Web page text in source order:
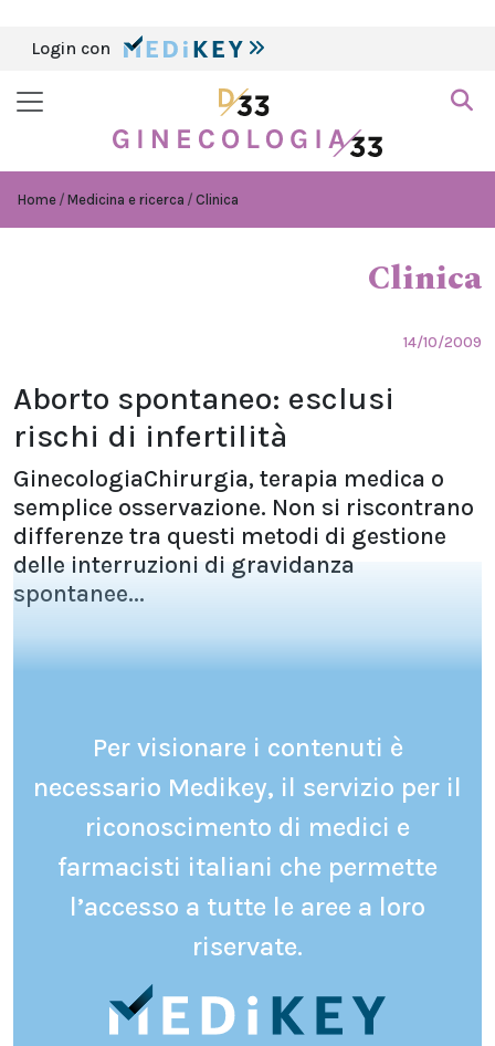
Login con
Home Medicina e ricerca Clinica
Clinica
14/10/2009
Aborto spontaneo: esclusi
rischi di infertilità
GinecologiaChirurgia, terapia medica o
semplice osservazione. Non si riscontrano
differenze tra questi metodi di gestione
delle interruzioni di gravidanza
spontanee...
Per visionare i contenuti è
necessario Medikey, il servizio per il
riconoscimento di medici e
farmacisti italiani che permette
l’accesso a tutte le aree a loro
riservate.